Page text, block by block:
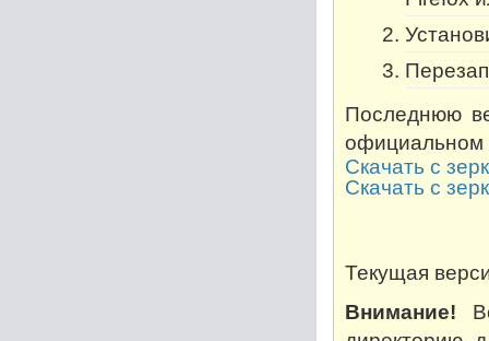
Последнюю
официальном
Скачать с
Скачать с
Текущая
Внимание!